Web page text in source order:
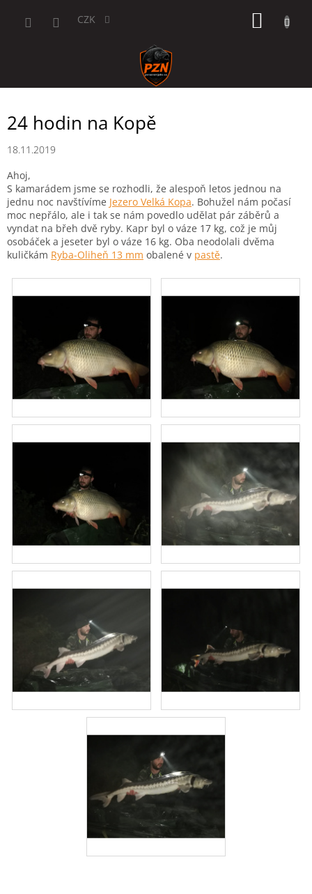
CZK
24 hodin na Kopě
18.11.2019
Ahoj,
S kamarádem jsme se rozhodli, že alespoň letos jednou na
jednu noc navštívíme Jezero Velká Kopa. Bohužel nám počasí
moc nepřálo, ale i tak se nám povedlo udělat pár záběrů a
vyndat na břeh dvě ryby. Kapr byl o váze 17 kg, což je můj
osobáček a jeseter byl o váze 16 kg. Oba neodolali dvěma
kuličkám Ryba-Oliheň 13 mm obalené v pastě.